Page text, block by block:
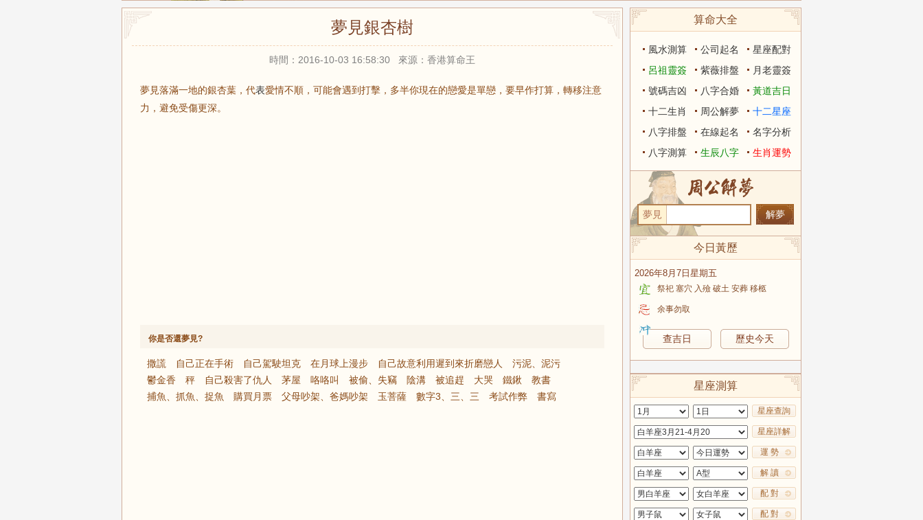
夢見銀杏樹
時間：2016-10-03 16:58:30 來源：香港算命王
夢見落滿一地的銀杏葉，代表愛情不順，可能會遇到打擊，多半你現在的戀愛是單戀，要早作打算，轉移注意
力，避免受傷更深。
你是否還夢見?
撒謊 自己正在手術 自己駕駛坦克 在月球上漫步 自己故意利用遲到來折磨戀人
污泥、泥污
鬱金香
秤 自己殺害了仇人 茅屋 咯咯叫 被偷、失竊 陰溝 被追趕 大哭 鐵鍬
教書
捕魚、抓魚、捉魚
購買月票 父母吵架、爸媽吵架 玉菩薩 數字3、三、三 考試作弊 書寫
算命大全
風水測算 公司起名
星座配對
呂祖靈簽
紫薇排盤
月老靈簽
號碼吉凶
八字合婚
黃道吉日
十二生肖
周公解夢
十二星座
八字排盤
在線起名
名字分析
八字測算
生辰八字 生肖運勢
夢見
今日黃歷
2026年8月7日星期五
祭祀 塞穴 入殮 破土 安葬 移柩
余事勿取
查吉日 歷史今天
星座測算
星座查詢
星座詳解
運 勢
解 讀
配 對
配 對